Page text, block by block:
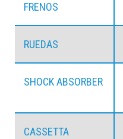
FRENOS
RUEDAS
SHOCK ABSORBER
CASSETTA